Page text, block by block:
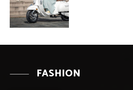
FASHION